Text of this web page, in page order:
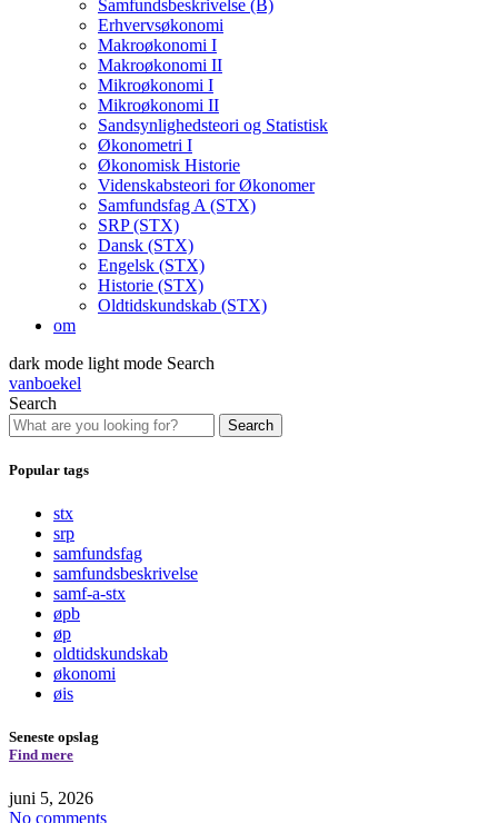
Samfundsbeskrivelse (B)
Erhvervsøkonomi
Makroøkonomi I
Makroøkonomi II
Mikroøkonomi I
Mikroøkonomi II
Sandsynlighedsteori og Statistisk
Økonometri I
Økonomisk Historie
Videnskabsteori for Økonomer
Samfundsfag A (STX)
SRP (STX)
Dansk (STX)
Engelsk (STX)
Historie (STX)
Oldtidskundskab (STX)
om
dark mode light mode Search
vanboekel
Search
Search
Popular tags
stx
srp
samfundsfag
samfundsbeskrivelse
samf-a-stx
øpb
øp
oldtidskundskab
økonomi
øis
Seneste opslag
Find mere
juni 5, 2026
No comments